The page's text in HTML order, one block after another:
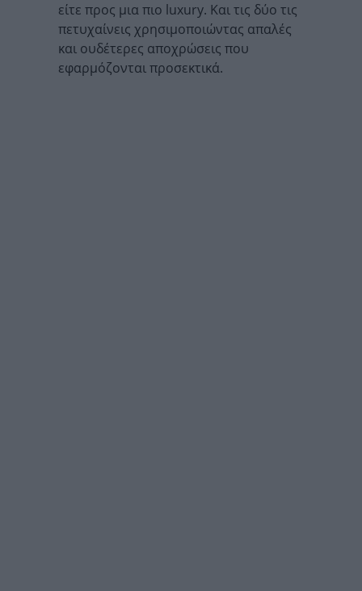
είτε προς μια πιο luxury. Και τις δύο τις
πετυχαίνεις χρησιμοποιώντας απαλές
και ουδέτερες αποχρώσεις που
εφαρμόζονται προσεκτικά.